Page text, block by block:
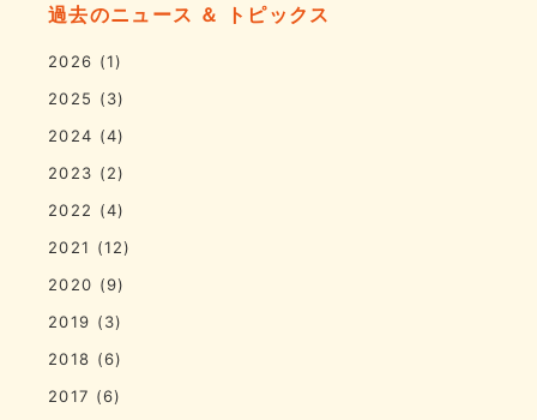
過去のニュース ＆ トピックス
2026 (1)
2025 (3)
2024 (4)
2023 (2)
2022 (4)
2021 (12)
2020 (9)
2019 (3)
2018 (6)
2017 (6)